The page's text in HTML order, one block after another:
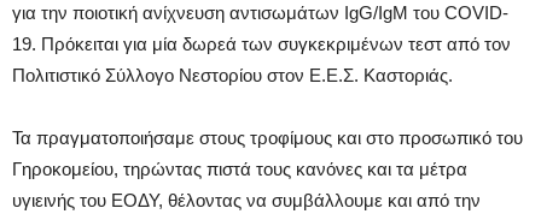
για την ποιοτική ανίχνευση αντισωμάτων IgG/IgM του COVID-
19. Πρόκειται για μία δωρεά των συγκεκριμένων τεστ από τον
Πολιτιστικό Σύλλογο Νεστορίου στον Ε.Ε.Σ. Καστοριάς.
Τα πραγματοποιήσαμε στους τροφίμους και στο προσωπικό του
Γηροκομείου, τηρώντας πιστά τους κανόνες και τα μέτρα
υγιεινής του ΕΟΔΥ, θέλοντας να συμβάλλουμε και από την